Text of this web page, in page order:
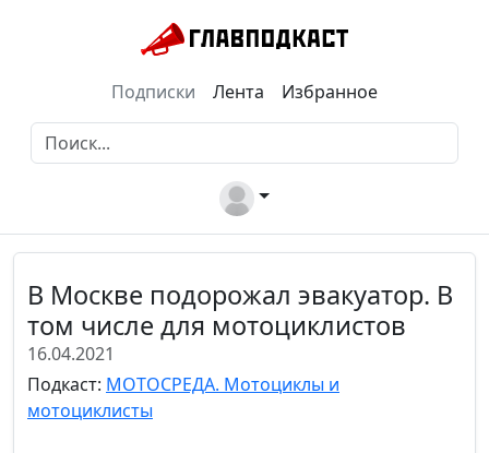
Подписки Лента Избранное
В Москве подорожал эвакуатор. В
том числе для мотоциклистов
16.04.2021
Подкаст: МОТОСРЕДА. Мотоциклы и
мотоциклисты